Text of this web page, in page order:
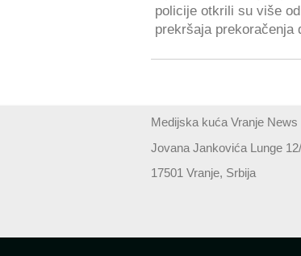
policije otkrili su više
prekršaja prekoračenja
Medijska kuća Vranje News
Jovana Jankovića Lunge
17501 Vranje, Srbija